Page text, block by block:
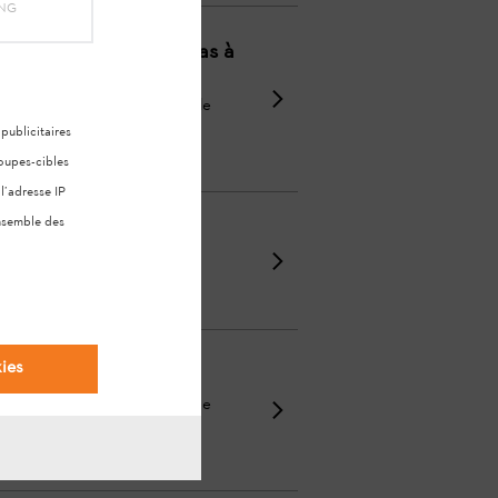
il ne fonctionne pas à
à utiliser un mélange de
ou d ...
dysfonctionnements ». Si le
en savoi ...
publicitaires
cibles
IP
des